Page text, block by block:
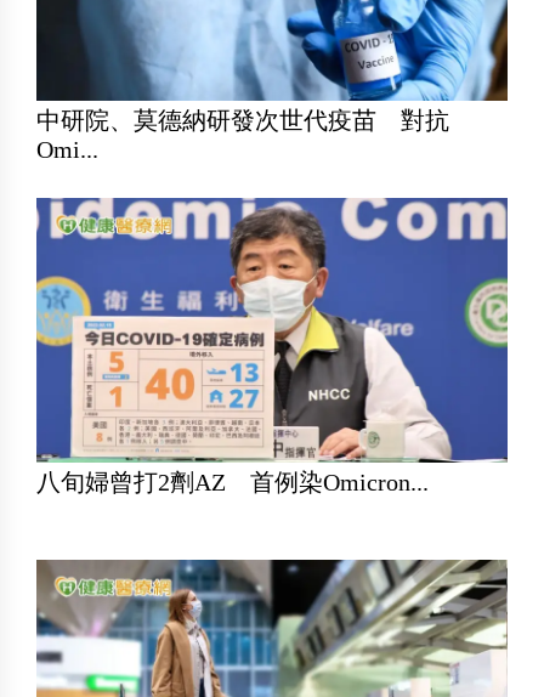
中研院、莫德納研發次世代疫苗 對抗
Omi...
八旬婦曾打2劑AZ 首例染Omicron...